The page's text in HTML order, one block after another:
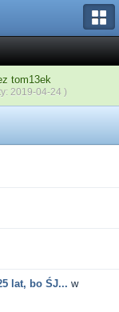
tom13ek
2019-04-24 )
lat, bo ŚJ... w